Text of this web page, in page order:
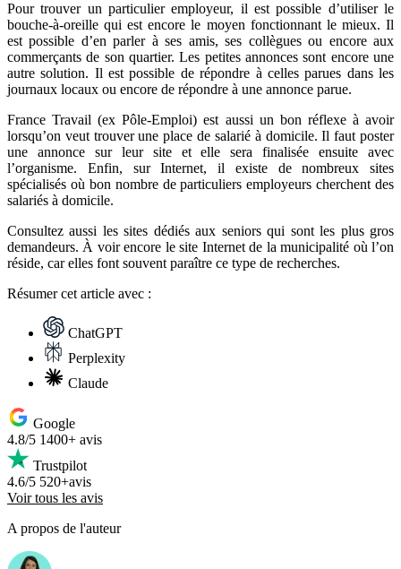
Pour trouver un particulier employeur, il est possible d’utiliser le
bouche-à-oreille qui est encore le moyen fonctionnant le mieux. Il
est possible d’en parler à ses amis, ses collègues ou encore aux
commerçants de son quartier. Les petites annonces sont encore une
autre solution. Il est possible de répondre à celles parues dans les
journaux locaux ou encore de répondre à une annonce parue.
France Travail (ex Pôle-Emploi) est aussi un bon réflexe à avoir
lorsqu’on veut trouver une place de salarié à domicile. Il faut poster
une annonce sur leur site et elle sera finalisée ensuite avec
l’organisme. Enfin, sur Internet, il existe de nombreux sites
spécialisés où bon nombre de particuliers employeurs cherchent des
salariés à domicile.
Consultez aussi les sites dédiés aux seniors qui sont les plus gros
demandeurs. À voir encore le site Internet de la municipalité où l’on
réside, car elles font souvent paraître ce type de recherches.
Résumercet article avec :
ChatGPT
Perplexity
Claude
Google
4.8/5 1400+ avis
Trustpilot
4.6/5 520+avis
Voir tous les avis
A propos de l'auteur